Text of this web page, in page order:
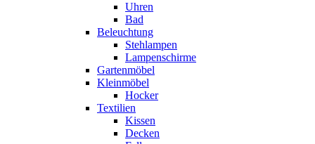
Uhren
Bad
Beleuchtung
Stehlampen
Lampenschirme
Gartenmöbel
Kleinmöbel
Hocker
Textilien
Kissen
Decken